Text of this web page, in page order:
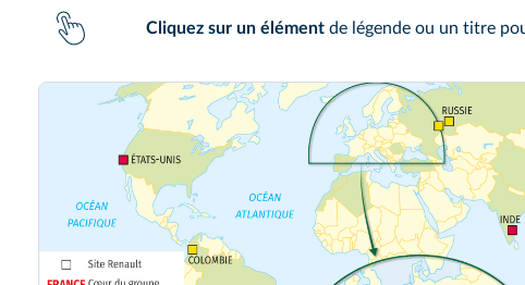
Cliquez sur un élément de légende ou un titre